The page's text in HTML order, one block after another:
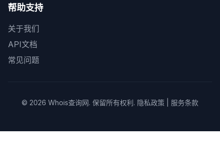
帮助支持
关于我们
API文档
常见问题
© 2026 Whois查询网. 保留所有权利. 隐私政策 服务条款